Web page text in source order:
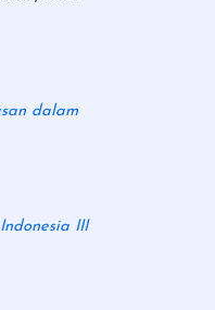
dalam
III